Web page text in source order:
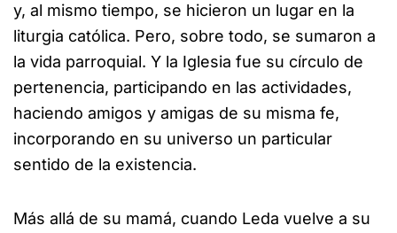
y, al mismo tiempo, se hicieron un lugar en la
liturgia católica. Pero, sobre todo, se sumaron a
la vida parroquial. Y la Iglesia fue su círculo de
pertenencia, participando en las actividades,
haciendo amigos y amigas de su misma fe,
incorporando en su universo un particular
sentido de la existencia.
Más allá de su mamá, cuando Leda vuelve a su